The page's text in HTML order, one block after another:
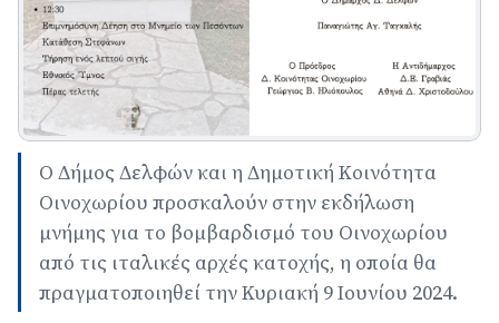
Ο Δήμος Δελφών και η Δημοτική Κοινότητα
Οινοχωρίου προσκαλούν στην εκδήλωση
μνήμης για το βομβαρδισμό του Οινοχωρίου
από τις ιταλικές αρχές κατοχής, η οποία θα
πραγματοποιηθεί την Κυριακή 9 Ιουνίου 2024.